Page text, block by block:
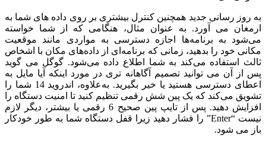
به روز رسانی جدید همچنین کنترل بیشتری بر روی داده های شما به
ارمغان می آورد.
به عنوان مثال، هنگامی که از شما خواسته
می‌شود به برنامه‌ها اجازه دسترسی به مواردی مانند موقعیت
مکانی خود را بدهید، زمانی که برنامه‌ای از داده‌های مکان با اشخاص
ثالث استفاده می‌کند به شما اطلاع داده می‌شود. گوگل می گوید
پس از آن می توانید تصمیم آگاهانه تری در مورد اینکه آیا مایل به
اعطای دسترسی هستید یا خیر بگیرید.
به‌علاوه، اندروید 14 شما را
تشویق می‌کند که یک پین شش رقمی تنظیم کنید تا امنیت دستگاه را
افزایش دهید.
پس از تایپ پین صحیح 6 رقمی یا بیشتر، دیگر لازم
نیست “Enter” را فشار دهید زیرا قفل دستگاه شما به طور خودکار
باز می شود.